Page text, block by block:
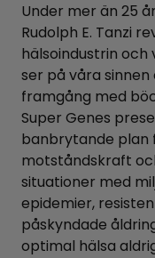
Under mer än 25
Rudolph E. Tanzi
hälsoindustrin
ser på våra
framgång med
Super Genes
banbrytande plan
motståndskraft
situationer med
epidemier,
påskyndade
optimal hälsa